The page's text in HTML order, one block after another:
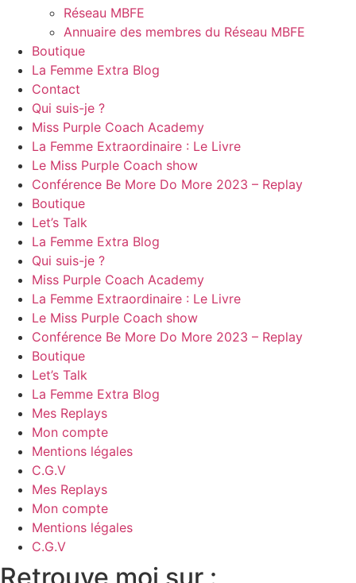
Réseau MBFE
Annuaire des membres du Réseau MBFE
Boutique
La Femme Extra Blog
Contact
Qui suis-je ?
Miss Purple Coach Academy
La Femme Extraordinaire : Le Livre
Le Miss Purple Coach show
Conférence Be More Do More 2023 – Replay
Boutique
Let’s Talk
La Femme Extra Blog
Qui suis-je ?
Miss Purple Coach Academy
La Femme Extraordinaire : Le Livre
Le Miss Purple Coach show
Conférence Be More Do More 2023 – Replay
Boutique
Let’s Talk
La Femme Extra Blog
Mes Replays
Mon compte
Mentions légales
C.G.V
Mes Replays
Mon compte
Mentions légales
C.G.V